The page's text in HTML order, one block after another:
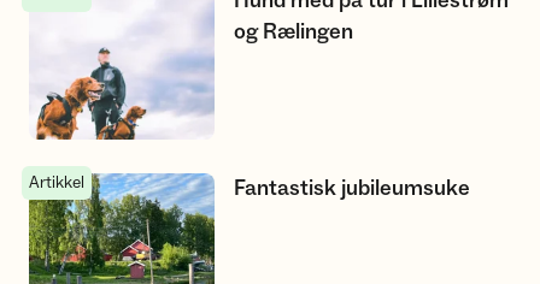
og Rælingen
Fantastisk jubileumsuke
Artikkel Fantastisk jubileumsuke